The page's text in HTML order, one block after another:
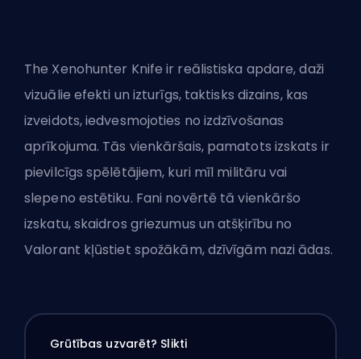
The Xenohunter Knife ir reālistiska apdare, daži
vizuālie efekti un izturīgs, taktisks dizains, kas
izveidots, iedvesmojoties no izdzīvošanas
aprīkojuma. Tās vienkāršais, pamatots izskats ir
pievilcīgs spēlētājiem, kuri mīl militāru vai
slepeno estētiku. Fani novērtē tā vienkāršo
izskatu, skaidros griezumus un atšķirību no
Valorant kļūstiet spožākām, dzīvīgām nazi ādas.
Grūtības uzvarēt? Slikti